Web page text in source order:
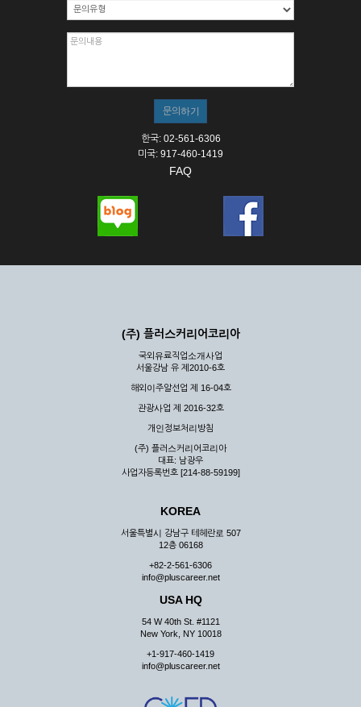
한국: 02-561-6306
미국: 917-460-1419
FAQ
(주) 플러스커리어코리아
국외유료직업소개사업
서울강남 유 제2010-6호
해외이주알선업 제 16-04호
관광사업 제 2016-32호
개인정보처리방침
(주) 플러스커리어코리아
대표: 남광우
사업자등록번호 [214-88-59199]
KOREA
서울특별시 강남구 테헤란로 507
12층 06168
+82-2-561-6306
info@pluscareer.net
USA HQ
54 W 40th St. #1121
New York, NY 10018
+1-917-460-1419
info@pluscareer.net